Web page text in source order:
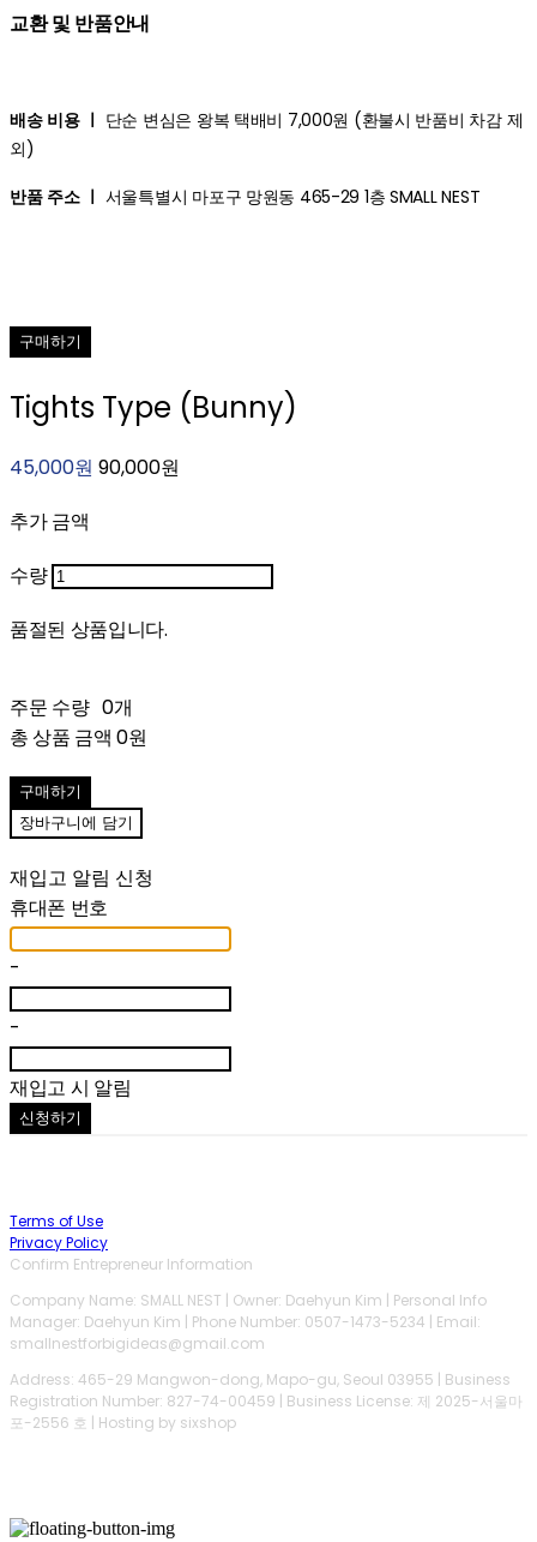
교환 및 반품안내
배송 비용 ㅣ 단순 변심은 왕복 택배비 7,000원 (환불시 반품비 차감 제
외)
반품 주소 ㅣ 서울특별시 마포구 망원동 465-29 1층 SMALL NEST
구매하기
Tights Type (Bunny)
45,000원 90,000원
추가 금액
수량
품절된 상품입니다.
주문 수량 0개
총 상품 금액 0원
구매하기
장바구니에 담기
재입고 알림 신청
휴대폰 번호
-
-
재입고 시 알림
신청하기
Terms of Use
Privacy Policy
Confirm Entrepreneur Information
Company Name: SMALL NEST | Owner: Daehyun Kim | Personal Info
Manager: Daehyun Kim | Phone Number: 0507-1473-5234 | Email:
smallnestforbigideas@gmail.com
Address: 465-29 Mangwon-dong, Mapo-gu, Seoul 03955 | Business
Registration Number: 827-74-00459 | Business License: 제 2025-서울마
포-2556 호 | Hosting by sixshop